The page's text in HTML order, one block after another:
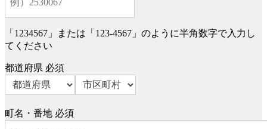
「1234567」または「123-4567」のように半角数字で入力し
てください
都道府県 必須
町名・番地 必須